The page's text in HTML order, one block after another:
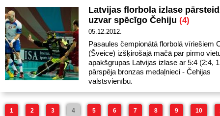
Latvijas florbola izlase
uzvar spēcīgo Čehiju (4)
05.12.2012.
Pasaules čempionātā florbolā vīriešiem
(Šveice) izšķirošajā mačā par pirmo
apakšgrupas Latvijas izlase ar 5:4 (2:4,
pārspēja bronzas medaļnieci - Čehijas
valstsvienību.
1 2 3 4 5 6 7 8 9 10